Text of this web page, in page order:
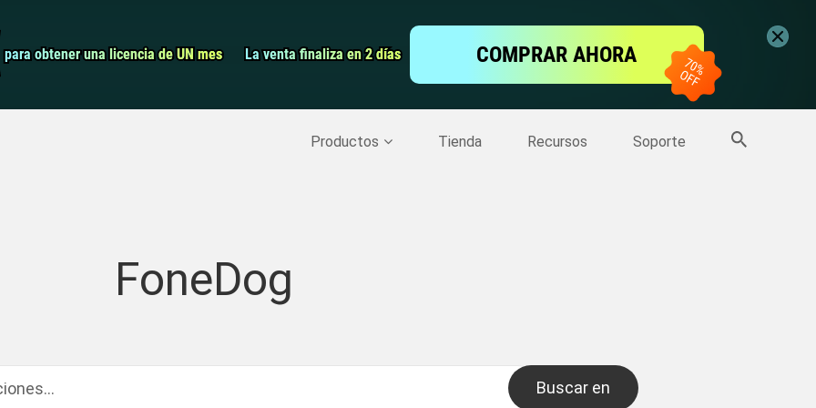
para obtener una licencia de UN mes
para obtener una licencia de UN mes La venta finaliza en 2 días
La venta finaliza en 2 días COMPRAR AHORA
Productos Tienda Recursos Soporte
Grabador de pantalla
Copia de seguridad del iPhone >> Más productos
FoneDog
Buscar en